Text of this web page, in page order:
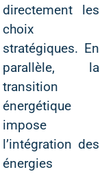
directement les
choix
stratégiques. En
parallèle, la
transition
énergétique
impose
l’intégration des
énergies